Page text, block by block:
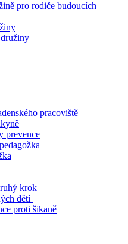
pro rodiče budoucích
pracoviště
prevence
krok
dětí
proti šikaně